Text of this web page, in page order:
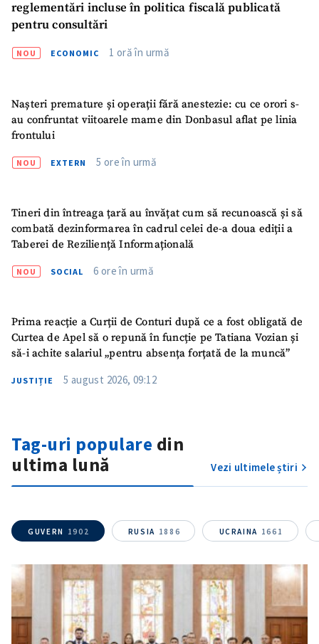
reglementări incluse în politica fiscală publicată
pentru consultări
NOU ECONOMIC 1 oră în urmă
Nașteri premature și operații fără anestezie: cu ce orori s-
au confruntat viitoarele mame din Donbasul aflat pe linia
frontului
NOU EXTERN 5 ore în urmă
Tineri din întreaga țară au învățat cum să recunoască și să
combată dezinformarea în cadrul celei de-a doua ediții a
Taberei de Reziliență Informațională
NOU SOCIAL 6 ore în urmă
Prima reacție a Curții de Conturi după ce a fost obligată de
Curtea de Apel să o repună în funcție pe Tatiana Vozian și
să-i achite salariul „pentru absența forțată de la muncă”
JUSTIȚIE 5 august 2026, 09:12
Tag-uri populare din
ultima lună
Vezi ultimele știri
GUVERN 1902 RUSIA 1886 UCRAINA 1661
Fotografie
+ Încarcă imagine
Mesajul știrei
+ Mesajul știrei
CONTACT SURSĂ
Nume+ Numele meu
Am citit și sunt de
acord cupolitica de
confidențialitate